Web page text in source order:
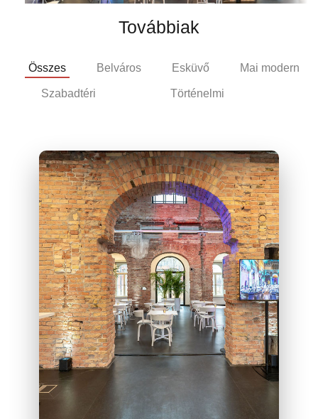
Továbbiak
Összes Belváros Esküvő Mai modern
Szabadtéri Történelmi